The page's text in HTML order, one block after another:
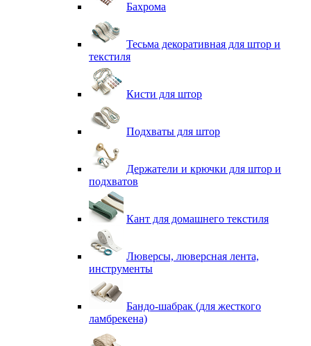
Бахрома
Тесьма декоративная для штор и
текстиля
Кисти для штор
Подхваты для штор
Держатели и крючки для штор и
подхватов
Кант для домашнего текстиля
Люверсы, люверсная лента,
инструменты
Бандо-шабрак (для жесткого
ламбрекена)